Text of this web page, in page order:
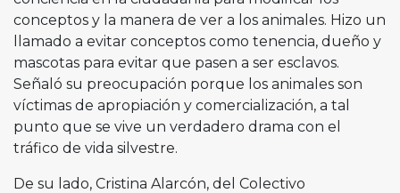
conceptos y la manera de ver a los animales. Hizo un
llamado a evitar conceptos como tenencia, dueño y
mascotas para evitar que pasen a ser esclavos.
Señaló su preocupación porque los animales son
víctimas de apropiación y comercialización, a tal
punto que se vive un verdadero drama con el
tráfico de vida silvestre.
De su lado, Cristina Alarcón, del Colectivo